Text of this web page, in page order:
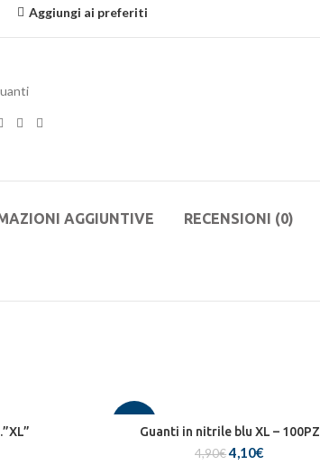
è:
6,00€.
Aggiungi ai preferiti
AGGIUNTIVE RECENSIONI (0)
Guanti in nitrile blu XL – 100PZ
4,90€Il
4,10€